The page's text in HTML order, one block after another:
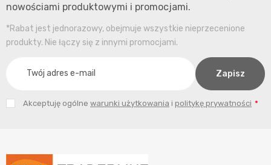
nowościami produktowymi i promocjami.
*Rabat jest jednorazowy, obejmuje wszystkie nieprzecenione
produkty. Nie łączy się z innymi promocjami.
Akceptuję ogólne warunki użytkowania i politykę prywatności